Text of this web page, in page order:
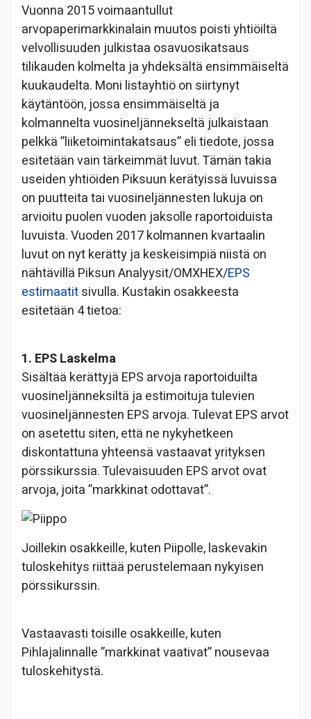
Vuonna 2015 voimaantullut
arvopaperimarkkinalain muutos poisti yhtiöiltä
velvollisuuden julkistaa osavuosikatsaus
tilikauden kolmelta ja yhdeksältä ensimmäiseltä
kuukaudelta. Moni listayhtiö on siirtynyt
käytäntöön, jossa ensimmäiseltä ja
kolmannelta vuosineljännekseltä julkaistaan
pelkkä ”liiketoimintakatsaus” eli tiedote, jossa
esitetään vain tärkeimmät luvut. Tämän takia
useiden yhtiöiden Piksuun kerätyissä luvuissa
on puutteita tai vuosineljännesten lukuja on
arvioitu puolen vuoden jaksolle raportoiduista
luvuista. Vuoden 2017 kolmannen kvartaalin
luvut on nyt kerätty ja keskeisimpiä niistä on
nähtävillä Piksun Analyysit/OMXHEX/EPS
estimaatitsivulla. Kustakin osakkeesta
esitetään 4 tietoa:
1. EPS Laskelma
Sisältää kerättyjä EPS arvoja raportoiduilta
vuosineljänneksiltä ja estimoituja tulevien
vuosineljännesten EPS arvoja. Tulevat EPS arvot
on asetettu siten, että ne nykyhetkeen
diskontattuna yhteensä vastaavat yrityksen
pörssikurssia. Tulevaisuuden EPS arvot ovat
arvoja, joita ”markkinat odottavat”.
Joillekin osakkeille, kuten Piipolle, laskevakin
tuloskehitys riittää perustelemaan nykyisen
pörssikurssin.
Vastaavasti toisille osakkeille, kuten
Pihlajalinnalle ”markkinat vaativat” nousevaa
tuloskehitystä.